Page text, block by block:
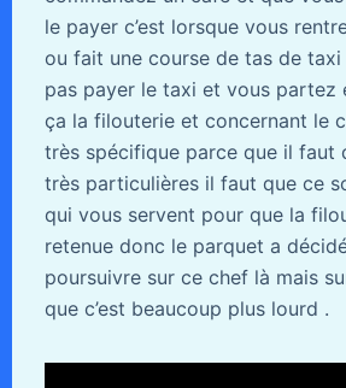
le payer c’est lorsque vous
ou fait une course de tas de
pas payer le taxi et vous partez
ça la filouterie et concernant le
très spécifique parce que il faut
très particulières il faut que ce
qui vous servent pour que la
retenue donc le parquet a
poursuivre sur ce chef là mais
que c’est beaucoup plus lourd .